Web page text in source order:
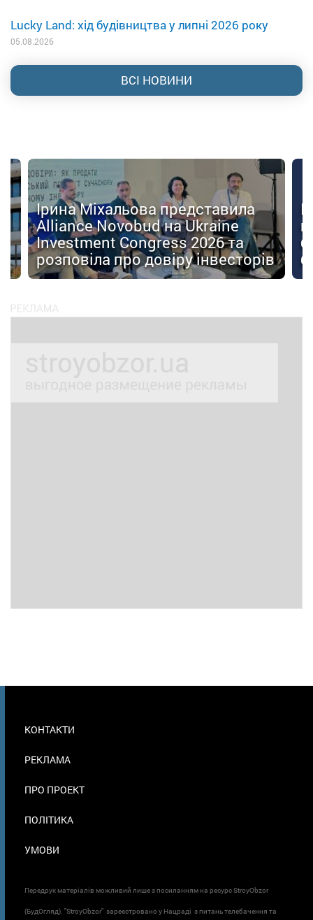
Lucky Land: хід будівництва у липні 2026 року
05.08.2026
ВСІ НОВИНИ
Ірина Міхальова представила
Alliance Novobud на Ukraine
Investment Congress 2026 та
розповіла про довіру інвесторів
В
КОНТАКТИ
РЕКЛАМА
ПРО ПРОЕКТ
ПОЛІТИКА
УМОВИ
Передрук матеріалів можливий лише з посиланням на ресурс StroyObzor
(БудОгляд). "StroyObzor" зареєстровано у Нацраді з питань телебачення та